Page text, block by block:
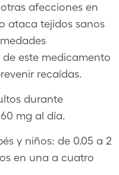
afecciones en
ataca tejidos sanos
este medicamento
recaídas.
durante
mg al día.
y niños: de 0.05 a 2
en una a cuatro